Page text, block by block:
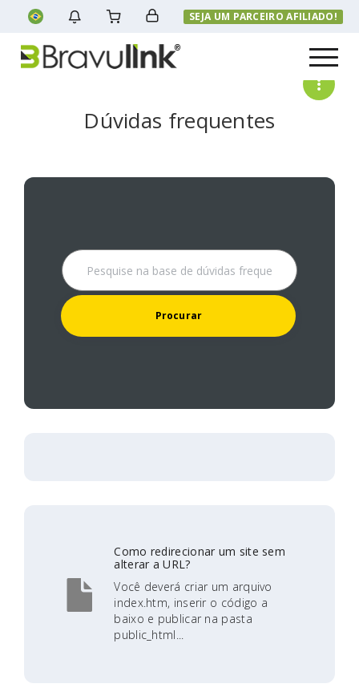
SEJA UM PARCEIRO AFILIADO!
Menu
Dúvidas frequentes
Como redirecionar um site sem
alterar a URL?
Você deverá criar um arquivo
index.htm, inserir o código a
baixo e publicar na pasta
public_html...